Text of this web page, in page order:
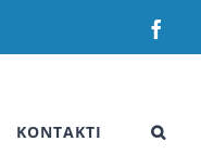
KONTAKTI